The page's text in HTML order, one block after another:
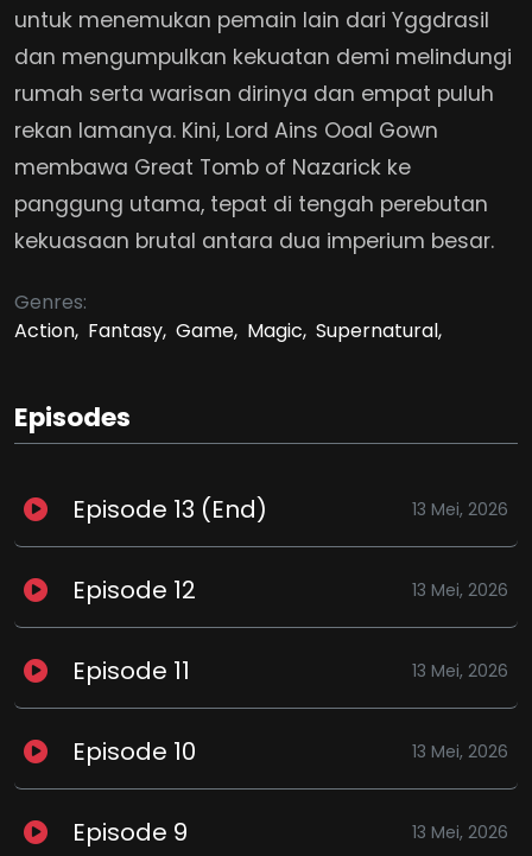
untuk menemukan pemain lain dari Yggdrasil
dan mengumpulkan kekuatan demi melindungi
rumah serta warisan dirinya dan empat puluh
rekan lamanya. Kini, Lord Ains Ooal Gown
membawa Great Tomb of Nazarick ke
panggung utama, tepat di tengah perebutan
kekuasaan brutal antara dua imperium besar.
Genres:
Action, Fantasy, Game, Magic, Supernatural,
Episodes
Episode 13 (End) 13 Mei, 2026
Episode 12 13 Mei, 2026
Episode 11 13 Mei, 2026
Episode 10 13 Mei, 2026
Episode 9 13 Mei, 2026